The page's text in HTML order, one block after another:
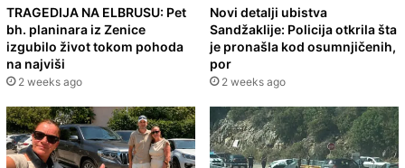
TRAGEDIJA NA ELBRUSU: Pet
bh. planinara iz Zenice
izgubilo život tokom pohoda
na najviši
2 weeks ago
Novi detalji ubistva
Sandžaklije: Policija otkrila šta
je pronašla kod osumnjičenih,
por
2 weeks ago